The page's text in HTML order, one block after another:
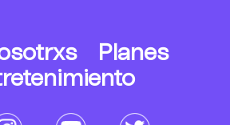
Planes